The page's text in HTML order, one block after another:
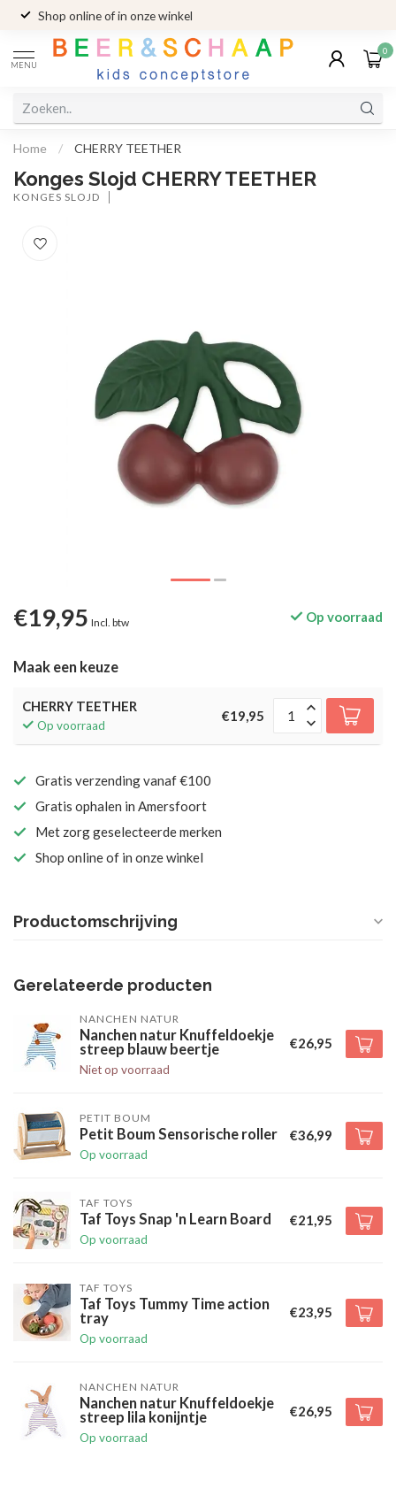
Shop online of in onze winkel
MENU
0
Home / CHERRY TEETHER
Konges Slojd CHERRY TEETHER
KONGES SLOJD
€19,95 Incl. btw Op voorraad
Maak een keuze
CHERRY TEETHER
Op voorraad
€19,95
Gratis verzending vanaf €100
Gratis ophalen in Amersfoort
Met zorg geselecteerde merken
Shop online of in onze winkel
Productomschrijving
Gerelateerde producten
NANCHEN NATUR
Nanchen natur Knuffeldoekje
streep blauw beertje
Niet op voorraad
€26,95
PETIT BOUM
Petit Boum Sensorische roller
Op voorraad
€36,99
TAF TOYS
Taf Toys Snap 'n Learn Board
Op voorraad
€21,95
TAF TOYS
Taf Toys Tummy Time action
tray
Op voorraad
€23,95
NANCHEN NATUR
Nanchen natur Knuffeldoekje
streep lila konijntje
Op voorraad
€26,95